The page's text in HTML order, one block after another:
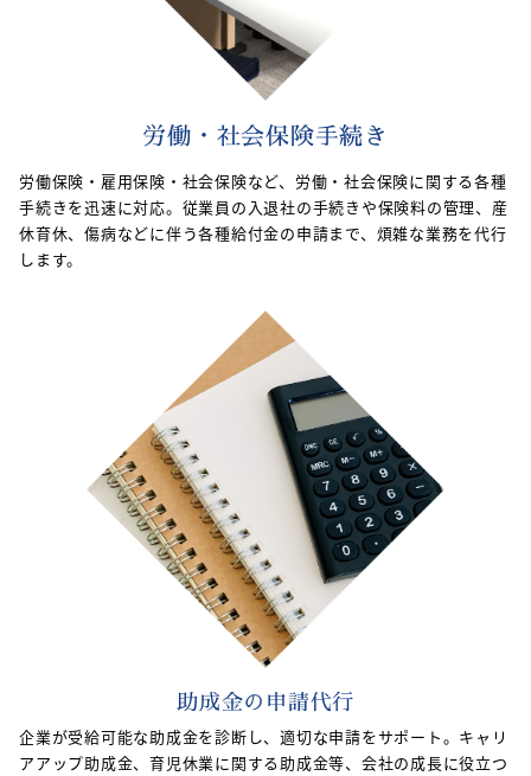
労働・社会保険手続き
労働保険・雇用保険・社会保険など、労働・社会保険に関する各種
手続きを迅速に対応。従業員の入退社の手続きや保険料の管理、産
休育休、傷病などに伴う各種給付金の申請まで、煩雑な業務を代行
します。
助成金の申請代行
企業が受給可能な助成金を診断し、適切な申請をサポート。キャリ
アアップ助成金、育児休業に関する助成金等、会社の成長に役立つ